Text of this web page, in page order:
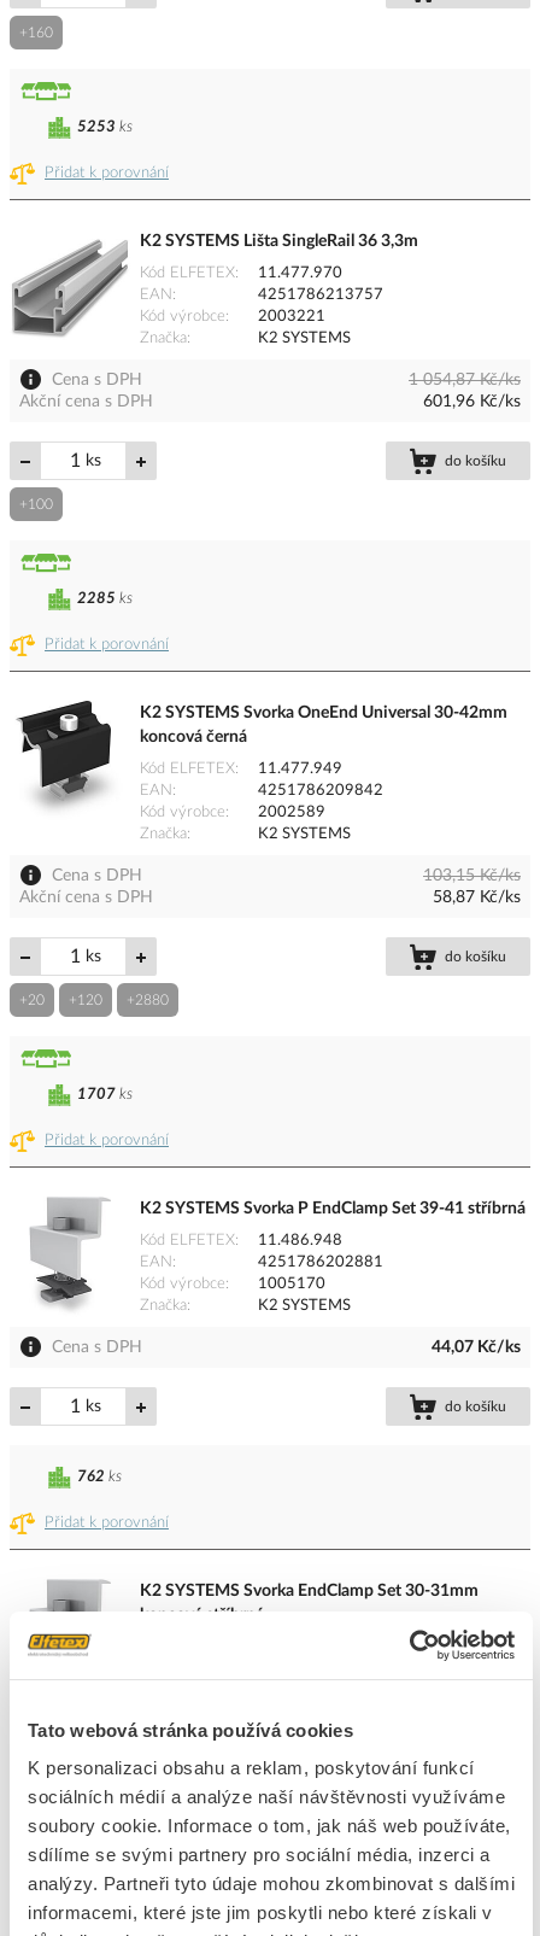
Tato webová stránka používá cookies
K personalizaci obsahu a reklam, poskytování funkcí
sociálních médií a analýze naší návštěvnosti využíváme
soubory cookie. Informace o tom, jak náš web používáte,
sdílíme se svými partnery pro sociální média, inzerci a
analýzy. Partneři tyto údaje mohou zkombinovat s dalšími
informacemi, které jste jim poskytli nebo které získali v
+160
Přidat k porovnání
5253 ks
K2 SYSTEMS Lišta SingleRail 36 3,3m
Kód ELFETEX
11.477.970
EAN
4251786213757
Kód výrobce
2003221
Značka
K2 SYSTEMS
Cena s DPH
1 054,87 Kč/ks
Akční cena s DPH
601,96 Kč/ks
ks do košíku
+100
Přidat k porovnání
2285 ks
K2 SYSTEMS Svorka OneEnd Universal 30-42mm
koncová černá
Kód ELFETEX
11.477.949
EAN
4251786209842
Kód výrobce
2002589
Značka
K2 SYSTEMS
Cena s DPH
103,15 Kč/ks
Akční cena s DPH
58,87 Kč/ks
ks do košíku
+20 +120 +2880
Přidat k porovnání
1707 ks
K2 SYSTEMS Svorka P EndClamp Set 39-41 stříbrná
Kód ELFETEX
11.486.948
EAN
4251786202881
Kód výrobce
1005170
Značka
K2 SYSTEMS
Cena s DPH 44,07 Kč/ks
ks do košíku
Přidat k porovnání
762 ks
K2 SYSTEMS Svorka EndClamp Set 30-31mm
koncová stříbrná
Akční cena s DPH
40,86 Kč/ks
ks do košíku
+20 +200 +4800